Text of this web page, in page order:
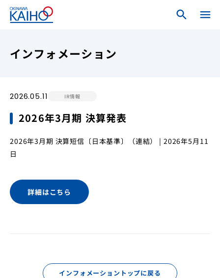
search menu
ホーム
search close
ログインメニュー
インフォメーション
インフォメーション
2026.05.11 IR情報
2026年3月期 決算発表
2026年3月期 決算短信〔日本基準〕（連結） | 2026年5月11
日
詳細はこちら
インフォメーショントップに戻る